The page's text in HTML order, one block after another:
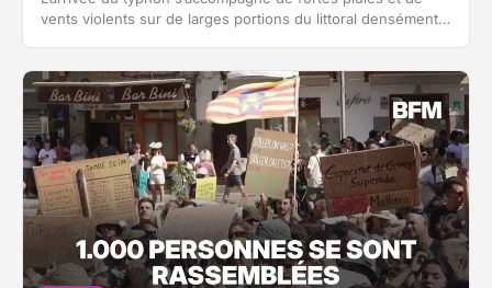
vents violents sur de larges portions du littoral densément